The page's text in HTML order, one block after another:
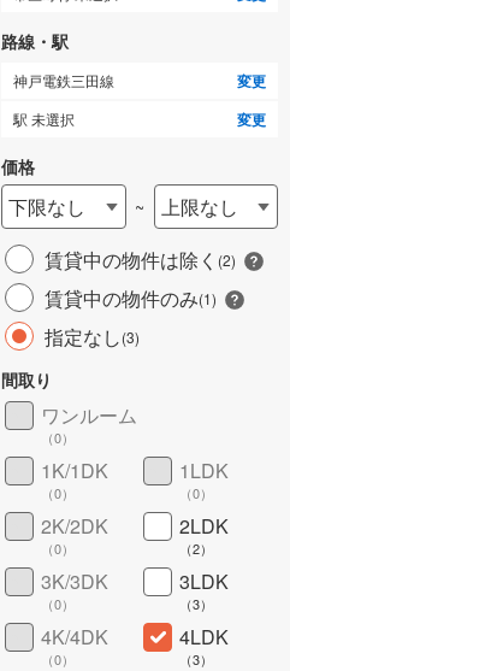
路線・駅
神戸電鉄三田線 変更
駅 未選択 変更
価格
下限なし ~
上限なし
賃貸中の物件は除く (2)
賃貸中の物件のみ(1)
指定なし(3)
間取り
ワンルーム
（0）
1K/1DK
（0）
1LDK
（0）
2K/2DK
（0）
2LDK
（2）
3K/3DK
（0）
3LDK
（3）
4K/4DK
（0）
4LDK
（3）
ワイドバルコニー